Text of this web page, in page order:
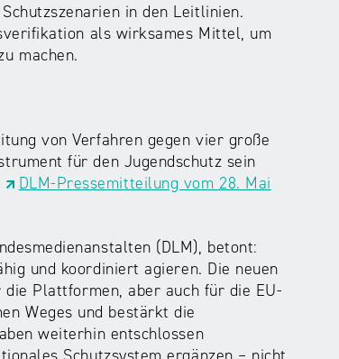
in den Leitlinien.
als wirksames Mittel, um
machen.
von Verfahren gegen vier große
für den Jugendschutz sein
DLM-Pressemitteilung vom 28. Mai
(DLM), betont:
und koordiniert agieren. Die neuen
Plattformen, aber auch für die EU-
Weges und bestärkt die
weiterhin entschlossen